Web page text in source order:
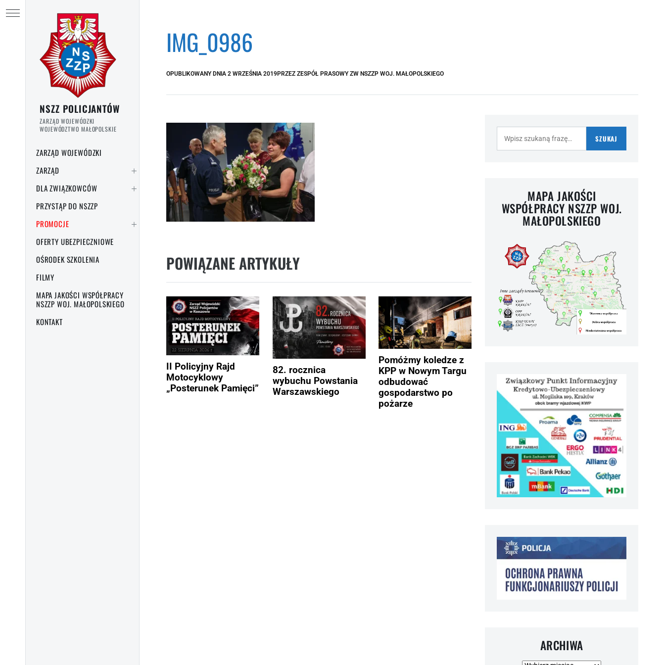
NSZZ POLICJANTÓW
ZARZĄD WOJEWÓDZKI
WOJEWÓDZTWO MAŁOPOLSKIE
ZARZĄD WOJEWÓDZKI
ZARZĄD
DLA ZWIĄZKOWCÓW
PRZYSTĄP DO NSZZP
PROMOCJE
OFERTY UBEZPIECZNIOWE
OŚRODEK SZKOLENIA
FILMY
MAPA JAKOŚCI WSPÓŁPRACY
NSZZP WOJ. MAŁOPOLSKIEGO
KONTAKT
IMG_0986
OPUBLIKOWANY DNIA 2 WRZEŚNIA 2019PRZEZ ZESPÓŁ PRASOWY ZW NSZZP WOJ. MAŁOPOLSKIEGO
POWIĄZANE ARTYKUŁY
II Policyjny Rajd
Motocyklowy
„Posterunek Pamięci”
82. rocznica
wybuchu Powstania
Warszawskiego
Pomóżmy koledze z
KPP w Nowym Targu
odbudować
gospodarstwo po
pożarze
SZUKAJ
MAPA JAKOŚCI
WSPÓŁPRACY NSZZP WOJ.
MAŁOPOLSKIEGO
ARCHIWA